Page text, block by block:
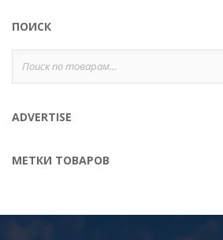
ПОИСК
ADVERTISE
МЕТКИ ТОВАРОВ